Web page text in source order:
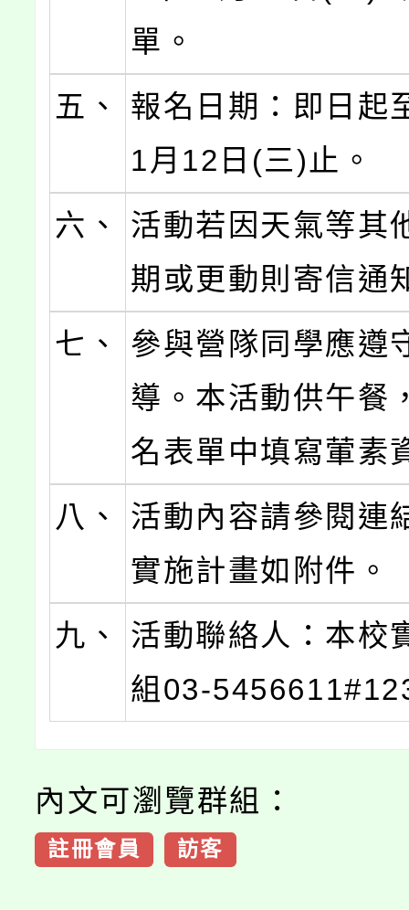
單。
五、
報名日期：即日起
1月12日(三)止。
六、
活動若因天氣等其
期或更動則寄信通
七、
參與營隊同學應遵
導。本活動供午餐
名表單中填寫葷素
八、
活動內容請參閱連
實施計畫如附件。
九、
活動聯絡人：本校
組03-
內文可瀏覽群組：
註冊會員 訪客